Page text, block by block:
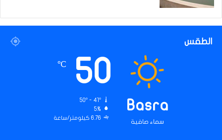
الطقس
Basra
سماء صافية
50
℃
50º - 41º
5%
6.76 كيلومتر/ساعة